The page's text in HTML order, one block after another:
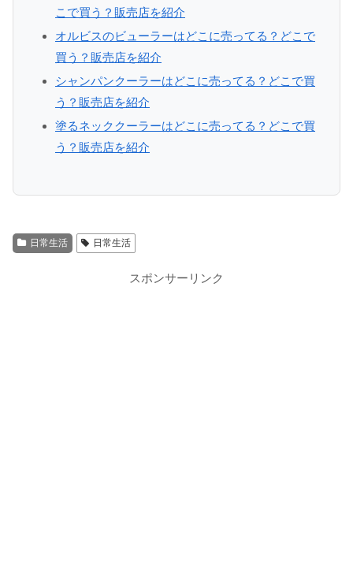
こで買う？販売店を紹介
オルビスのビューラーはどこに売ってる？どこで
買う？販売店を紹介
シャンパンクーラーはどこに売ってる？どこで買
う？販売店を紹介
塗るネッククーラーはどこに売ってる？どこで買
う？販売店を紹介
日常生活 日常生活
スポンサーリンク